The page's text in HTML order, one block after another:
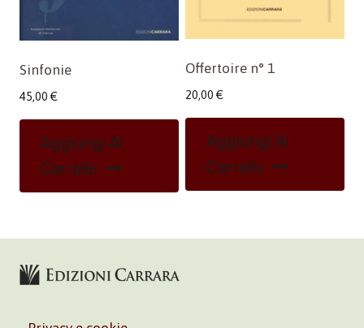
Sinfonie
45,00 €
Aggiungi Al
Carrello
Offertoire n° 1
20,00 €
Aggiungi Al
Carrello